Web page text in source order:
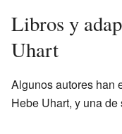
Libros y
Uhart
Algunos autores han
Hebe Uhart, y una